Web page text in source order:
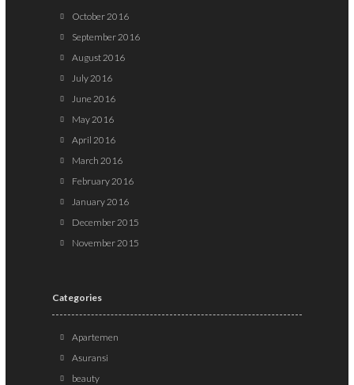
October 2016
September 2016
August 2016
July 2016
June 2016
May 2016
April 2016
March 2016
February 2016
January 2016
December 2015
November 2015
Categories
Apartemen
Asuransi
beauty